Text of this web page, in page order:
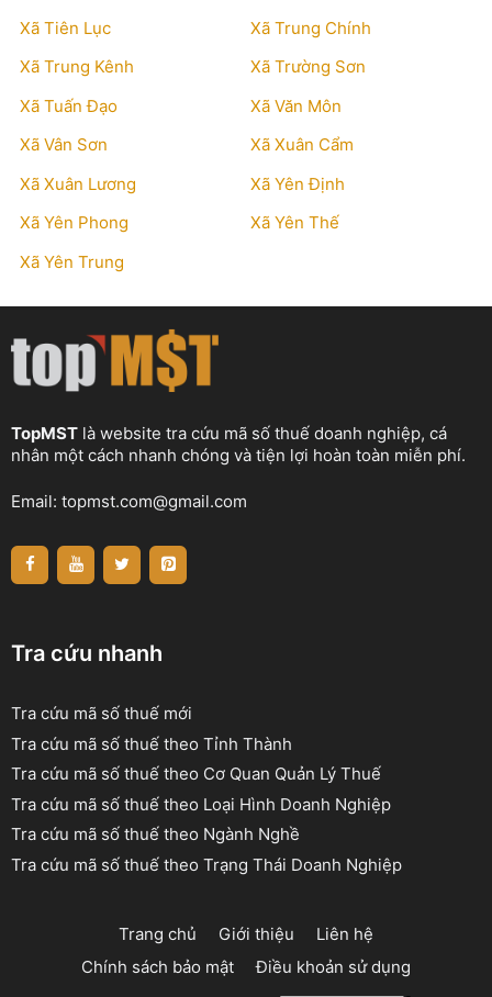
Xã Tiên Lục
Xã Trung Chính
Xã Trung Kênh
Xã Trường Sơn
Xã Tuấn Đạo
Xã Văn Môn
Xã Vân Sơn
Xã Xuân Cẩm
Xã Xuân Lương
Xã Yên Định
Xã Yên Phong
Xã Yên Thế
Xã Yên Trung
TopMST là website tra cứu mã số thuế doanh nghiệp, cá
nhân một cách nhanh chóng và tiện lợi hoàn toàn miễn phí.
Email: topmst.com@gmail.com
Tra cứu nhanh
Tra cứu mã số thuế mới
Tra cứu mã số thuế theo Tỉnh Thành
Tra cứu mã số thuế theo Cơ Quan Quản Lý Thuế
Tra cứu mã số thuế theo Loại Hình Doanh Nghiệp
Tra cứu mã số thuế theo Ngành Nghề
Tra cứu mã số thuế theo Trạng Thái Doanh Nghiệp
Trang chủ Giới thiệu
Liên hệ
Chính sách bảo mật
Điều khoản sử dụng